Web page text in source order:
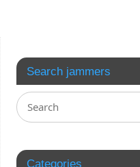
Search jammers
Categories